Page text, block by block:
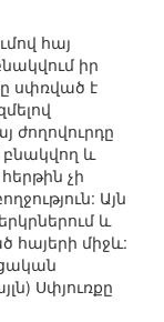
հայ
իր
սփռված է
ժողովուրդը
և
չի
Այն
և
միջև:
Սփյուռքը